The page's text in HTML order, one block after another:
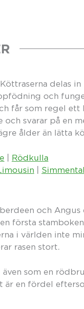
delas in
och
får som regel ett
och svarar på en
ålder än lätta
Rödkulla
Simmental
och Angus
första
i världen inte
rasen stort.
som en
en fördel